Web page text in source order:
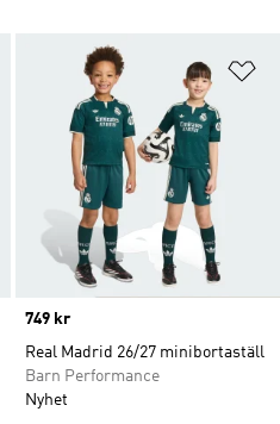
Lägg till på önskelistan
Price
749 kr
Real Madrid 26/27 minibortaställ
Barn Performance
Nyhet